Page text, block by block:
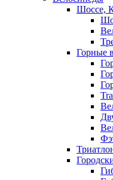
Шоссе,
Горные